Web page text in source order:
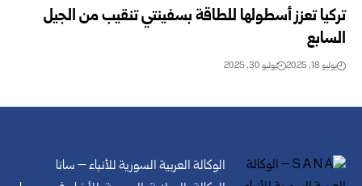
تركيا تعزز أسطولها للطاقة بسفينتي تنقيب من الجيل
السابع
يوليو 18, 2025 يوليو 30, 2025
الوكالة العربية السورية للأنباء – سانا